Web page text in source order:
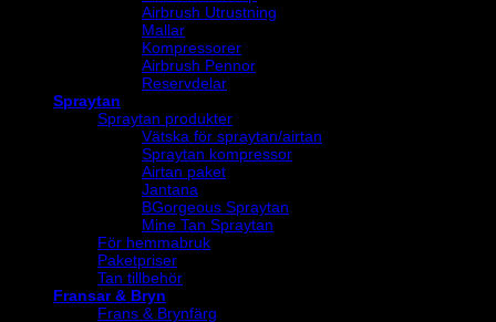
Airbrush Utrustning
Mallar
Kompressorer
Airbrush Pennor
Reservdelar
Spraytan
Spraytan produkter
Vätska för spraytan/airtan
Spraytan kompressor
Airtan paket
Jantana
BGorgeous Spraytan
Mine Tan Spraytan
För hemmabruk
Paketpriser
Tan tillbehör
Fransar & Bryn
Frans & Brynfärg